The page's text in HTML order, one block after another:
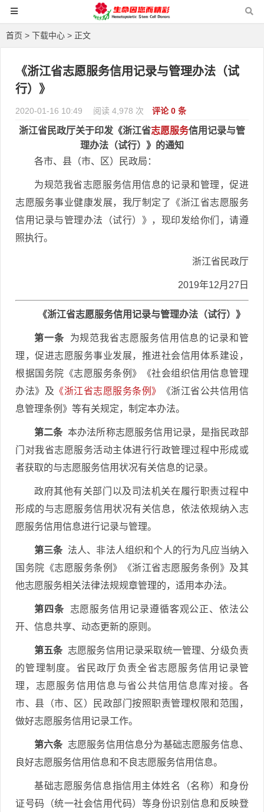
首页 > 下载中心 > 正文
《浙江省志愿服务信用记录与管理办法（试
行）》
2020-01-16 10:49 阅读 4,978 次 评论 0 条
浙江省民政厅关于印发《浙江省志愿服务信用记录与管
理办法（试行）》的通知
各市、县（市、区）民政局：
为规范我省志愿服务信用信息的记录和管理，促进
志愿服务事业健康发展，我厅制定了《浙江省志愿服务
信用记录与管理办法（试行）》，现印发给你们，请遵
照执行。
浙江省民政厅
2019年12月27日
《浙江省志愿服务信用记录与管理办法（试行）》
第一条
为规范我省志愿服务信用信息的记录和管
理，促进志愿服务事业发展，推进社会信用体系建设，
根据国务院《志愿服务条例》《社会组织信用信息管理
办法》及 《浙江省志愿服务条例》
《浙江省公共信用信
息管理条例》等有关规定，制定本办法。
第二条 本办法所称志愿服务信用记录，是指民政部
门对我省志愿服务活动主体进行行政管理过程中形成或
者获取的与志愿服务信用状况有关信息的记录。
政府其他有关部门以及司法机关在履行职责过程中
形成的与志愿服务信用状况有关信息，依法依规纳入志
愿服务信用信息进行记录与管理。
第三条 法人、非法人组织和个人的行为凡应当纳入
国务院《志愿服务条例》《浙江省志愿服务条例》及其
他志愿服务相关法律法规规章管理的，适用本办法。
第四条 志愿服务信用记录遵循客观公正、依法公
开、信息共享、动态更新的原则。
第五条 志愿服务信用记录采取统一管理、分级负责
的管理制度。省民政厅负责全省志愿服务信用记录管
理，志愿服务信用信息与省公共信用信息库对接。各
市、县（市、区）民政部门按照职责管理权限和范围，
做好志愿服务信用记录工作。
第六条 志愿服务信用信息分为基础志愿服务信息、
良好志愿服务信用信息和不良志愿服务信用信息。
基础志愿服务信息指信用主体姓名（名称）和身份
证号码（统一社会信用代码）等身份识别信息和反映登